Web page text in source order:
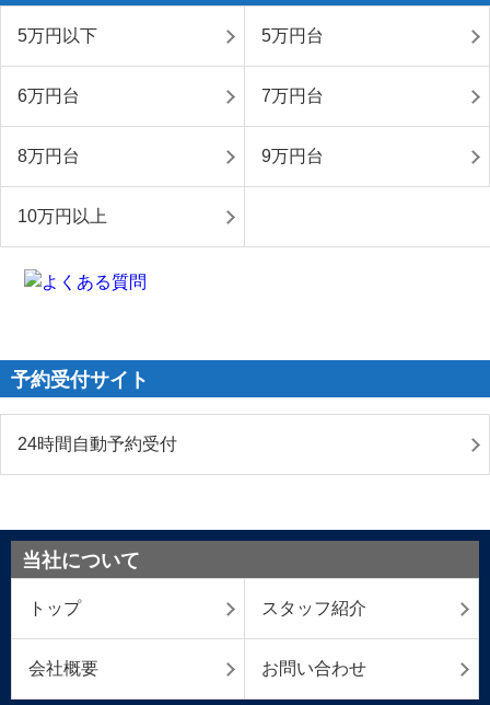
5万円以下 5万円台
6万円台 7万円台
8万円台 9万円台
10万円以上
予約受付サイト
24時間自動予約受付
当社について
トップ スタッフ紹介
会社概要 お問い合わせ